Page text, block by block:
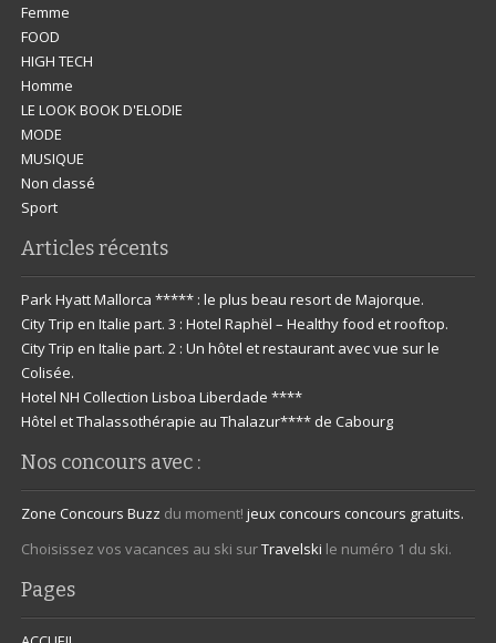
Femme
FOOD
HIGH TECH
Homme
LE LOOK BOOK D'ELODIE
MODE
MUSIQUE
Non classé
Sport
Articles récents
Park Hyatt Mallorca ***** : le plus beau resort de Majorque.
City Trip en Italie part. 3 : Hotel Raphël – Healthy food et rooftop.
City Trip en Italie part. 2 : Un hôtel et restaurant avec vue sur le
Colisée.
Hotel NH Collection Lisboa Liberdade ****
Hôtel et Thalassothérapie au Thalazur**** de Cabourg
Nos concours avec :
Zone Concours Buzz du moment!jeux concours concours gratuits.
Choisissez vos vacances au ski surTravelski le numéro 1 du ski.
Pages